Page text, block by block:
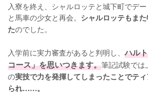
入寮を終え、シャルロッテと城下町でデ
と馬車の少女と再会。 シャルロッテもま
たのでした。
入学前に実力審査があると判明し、ハル
コース」を思いつきます。筆記試験では
の実技で力を発揮してしまったことでテ
られ……。